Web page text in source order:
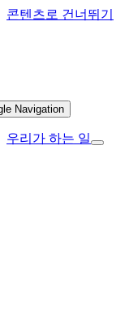
콘텐츠로 건너뛰기
Navigation
우리가 하는 일